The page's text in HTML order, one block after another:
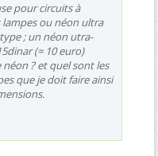
pour circuits à
lampes ou néon ultra
; un néon utra-
(≈ 10 euro)
? et quel sont les
que je doit faire ainsi